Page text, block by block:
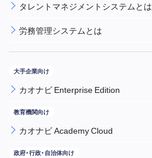
タレントマネジメントシステムとは
労務管理システムとは
カオナビ Enterprise Edition
カオナビ Academy Cloud